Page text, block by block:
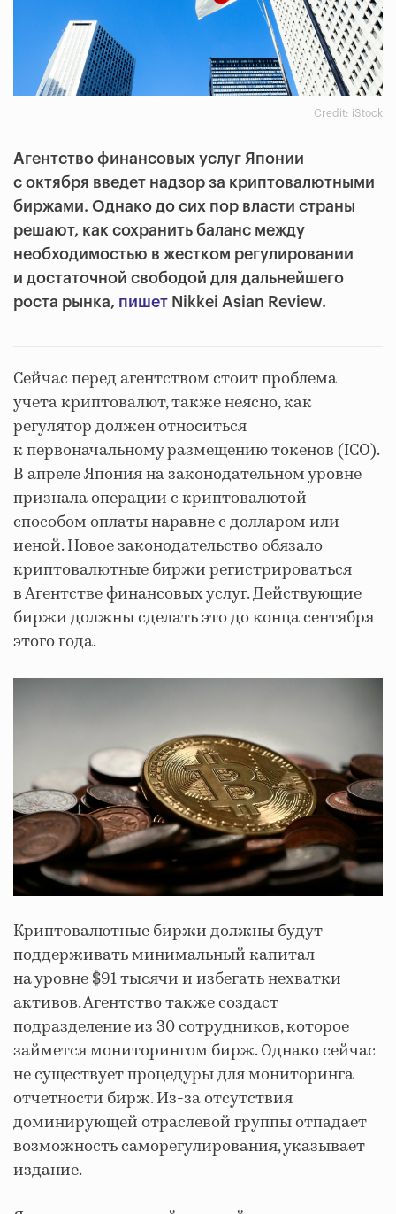
Credit: iStock
Агентство финансовых услуг Японии
с октября введет надзор за криптовалютными
биржами. Однако до сих пор власти страны
решают, как сохранить баланс между
необходимостью в жестком регулировании
и достаточной свободой для дальнейшего
роста рынка, пишет Nikkei Asian Review.
Сейчас перед агентством стоит проблема
учета криптовалют, также неясно, как
регулятор должен относиться
к первоначальному размещению токенов (ICO).
В апреле Япония на законодательном уровне
признала операции с криптовалютой
способом оплаты наравне с долларом или
иеной. Новое законодательство обязало
криптовалютные биржи регистрироваться
в Агентстве финансовых услуг. Действующие
биржи должны сделать это до конца сентября
этого года.
Криптовалютные биржи должны будут
поддерживать минимальный капитал
на уровне $91 тысячи и избегать нехватки
активов. Агентство также создаст
подразделение из 30 сотрудников, которое
займется мониторингом бирж. Однако сейчас
не существует процедуры для мониторинга
отчетности бирж. Из-за отсутствия
доминирующей отраслевой группы отпадает
возможность саморегулирования, указывает
издание.